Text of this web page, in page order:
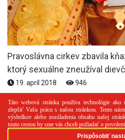
Pravoslávna cirkev zbavila
ktorý sexuálne zneužíval
19. apríl 2018 946